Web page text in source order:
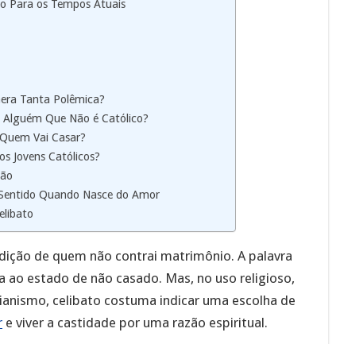
Para os Tempos Atuais
Tanta Polêmica?
Que Não é Católico?
Vai Casar?
Jovens Católicos?
Quando Nasce do Amor
de quem não contrai matrimônio. A palavra
ao estado de não casado. Mas, no uso religioso,
celibato costuma indicar uma escolha de
e viver a castidade por uma razão espiritual.